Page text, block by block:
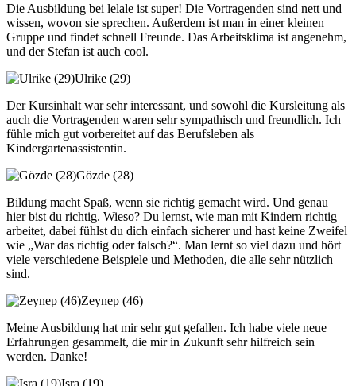
Die Ausbildung bei lelale ist super! Die Vortragenden sind nett und
wissen, wovon sie sprechen. Außerdem ist man in einer kleinen
Gruppe und findet schnell Freunde. Das Arbeitsklima ist angenehm,
und der Stefan ist auch cool.
Ulrike (29)
Der Kursinhalt war sehr interessant, und sowohl die Kursleitung als
auch die Vortragenden waren sehr sympathisch und freundlich. Ich
fühle mich gut vorbereitet auf das Berufsleben als
Kindergartenassistentin.
Gözde (28)
Bildung macht Spaß, wenn sie richtig gemacht wird. Und genau
hier bist du richtig. Wieso? Du lernst, wie man mit Kindern richtig
arbeitet, dabei fühlst du dich einfach sicherer und hast keine Zweifel
wie „War das richtig oder falsch?“. Man lernt so viel dazu und hört
viele verschiedene Beispiele und Methoden, die alle sehr nützlich
sind.
Zeynep (46)
Meine Ausbildung hat mir sehr gut gefallen. Ich habe viele neue
Erfahrungen gesammelt, die mir in Zukunft sehr hilfreich sein
werden. Danke!
Isra (19)